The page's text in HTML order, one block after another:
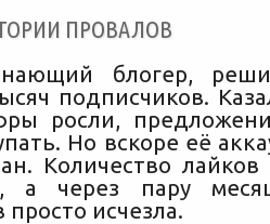
ПРОВАЛОВ
блогер,
подписчиков.
росли,
Но вскоре её
Количество лайков
а через пару
исчезла.